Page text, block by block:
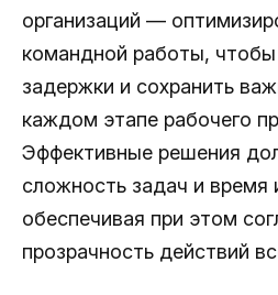
организаций —
командной работы,
задержки и сохранить
каждом этапе рабочего
Эффективные решения
сложность задач и время
обеспечивая при этом
прозрачность действий